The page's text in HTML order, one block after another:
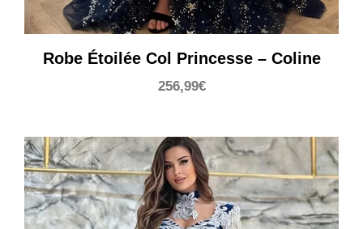
Robe Étoilée Col Princesse – Coline
256,99€